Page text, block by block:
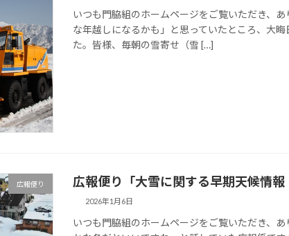
いつも門脇組のホームページをご覧いただき、
な年越しになるかも」と思っていたところ、大
た。皆様、毎朝の雪寄せ（雪 […]
広報便り 広報便り「大雪に関する早期天候情報
2026年1月6日
いつも門脇組のホームページをご覧いただき、